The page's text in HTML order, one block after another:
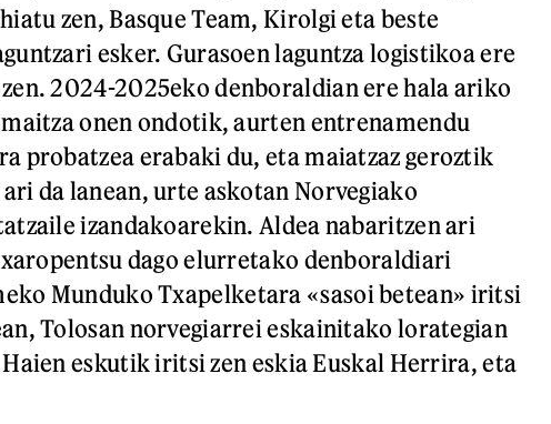
zen, Basque Team, Kirolgi eta beste
esker. Gurasoen laguntza logistikoa ere
2024-2025eko denboraldian ere hala ariko
onen ondotik, aurten entrenamendu
probatzea erabaki du, eta maiatzaz geroztik
da lanean, urte askotan Norvegiako
izandakoarekin. Aldea nabaritzen ari
dago elurretako denboraldiari
Munduko Txapelketara «sasoi betean» iritsi
Tolosan norvegiarrei eskainitako lorategian
eskutik iritsi zen eskia Euskal Herrira, eta